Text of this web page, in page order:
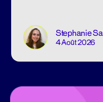
Stephanie
4 Août 2026